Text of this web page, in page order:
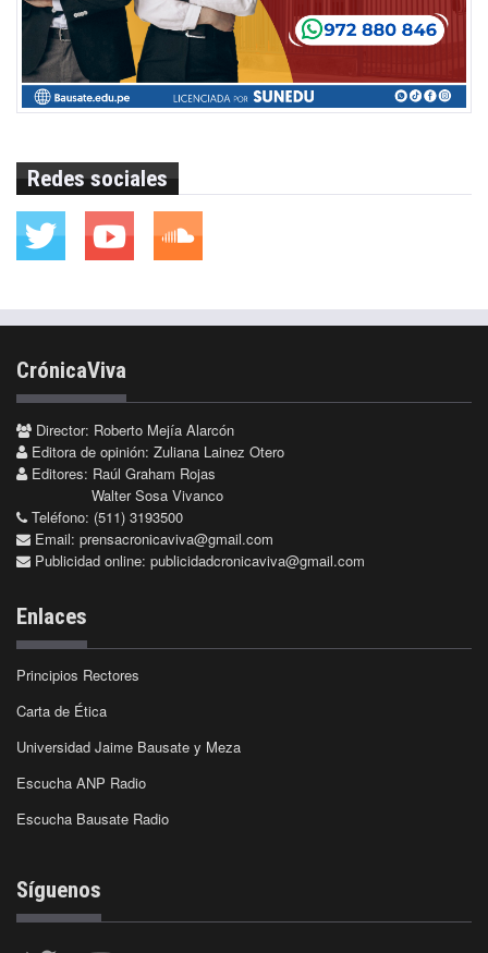
Redes sociales
CrónicaViva
Director: Roberto Mejía Alarcón
Editora de opinión: Zuliana Lainez Otero
Editores: Raúl Graham Rojas
Walter Sosa Vivanco
Teléfono: (511) 3193500
Email: prensacronicaviva@gmail.com
Publicidad online: publicidadcronicaviva@gmail.com
Enlaces
Principios Rectores
Carta de Ética
Universidad Jaime Bausate y Meza
Escucha ANP Radio
Escucha Bausate Radio
Síguenos